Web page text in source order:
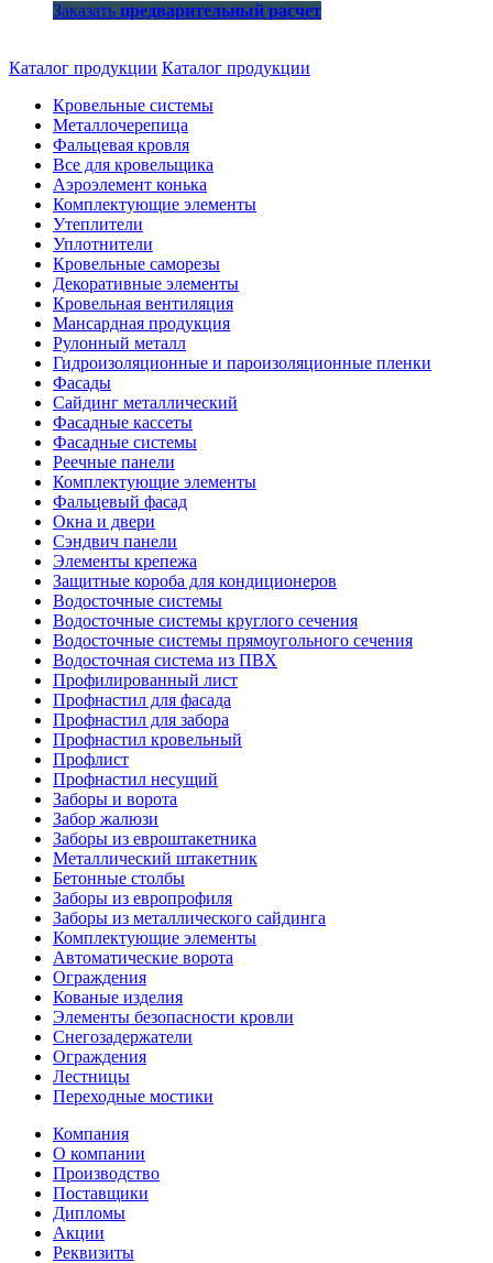
Заказать предварительный расчет
Каталог продукции Каталог продукции
Кровельные системы
Металлочерепица
Фальцевая кровля
Все для кровельщика
Аэроэлемент конька
Комплектующие элементы
Утеплители
Уплотнители
Кровельные саморезы
Декоративные элементы
Кровельная вентиляция
Мансардная продукция
Рулонный металл
Гидроизоляционные и пароизоляционные пленки
Фасады
Сайдинг металлический
Фасадные кассеты
Фасадные системы
Реечные панели
Комплектующие элементы
Фальцевый фасад
Окна и двери
Сэндвич панели
Элементы крепежа
Защитные короба для кондиционеров
Водосточные системы
Водосточные системы круглого сечения
Водосточные системы прямоугольного сечения
Водосточная система из ПВХ
Профилированный лист
Профнастил для фасада
Профнастил для забора
Профнастил кровельный
Профлист
Профнастил несущий
Заборы и ворота
Забор жалюзи
Заборы из евроштакетника
Металлический штакетник
Бетонные столбы
Заборы из европрофиля
Заборы из металлического сайдинга
Комплектующие элементы
Автоматические ворота
Ограждения
Кованые изделия
Элементы безопасности кровли
Снегозадержатели
Ограждения
Лестницы
Переходные мостики
Компания
О компании
Производство
Поставщики
Дипломы
Акции
Реквизиты